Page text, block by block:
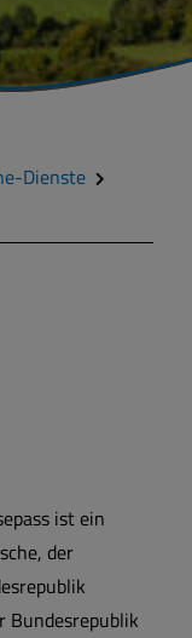
Dienste
ist ein
der
Bundesrepublik